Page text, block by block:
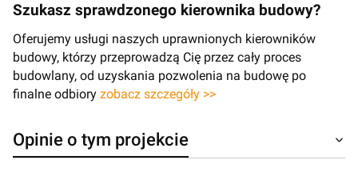
Szukasz sprawdzonego kierownika budowy?
Oferujemy usługi naszych uprawnionych kierowników
budowy, którzy przeprowadzą Cię przez cały proces
budowlany, od uzyskania pozwolenia na budowę po
finalne odbiory zobacz szczegóły >>
Opinie o tym projekcie